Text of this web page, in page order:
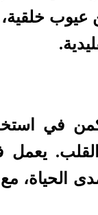
عيوب
في
يعمل
الحياة، مع